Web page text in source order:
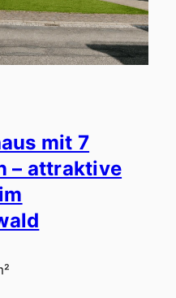
mit 7
– attraktive